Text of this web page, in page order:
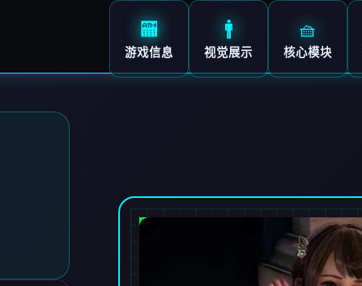
🏧
游戏信息
🚹
视觉展示
🧺
核心模块